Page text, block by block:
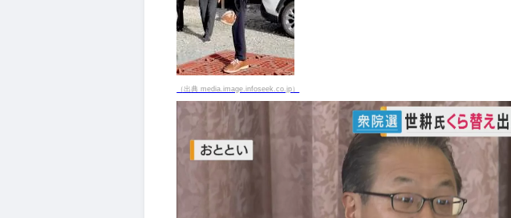
（出典 media.image.infoseek.co.jp）